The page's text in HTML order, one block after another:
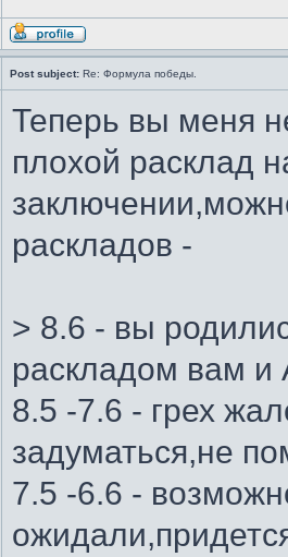
Post subject: Re: Формула победы.
Теперь вы меня
плохой расклад
раскладов -
> 8.6 - вы
раскладом вам
8.5 -7.6 - грех
задуматься,не
7.5 -6.6 -